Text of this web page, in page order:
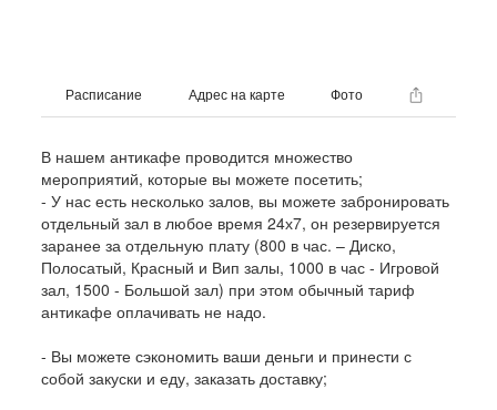
Расписание Адрес на карте Фото
В нашем антикафе проводится множество
мероприятий, которые вы можете посетить;
- У нас есть несколько залов, вы можете забронировать
отдельный зал в любое время 24х7, он резервируется
заранее за отдельную плату (800 в час. – Диско,
Полосатый, Красный и Вип залы, 1000 в час - Игровой
зал, 1500 - Большой зал) при этом обычный тариф
антикафе оплачивать не надо.
- Вы можете сэкономить ваши деньги и принести с
собой закуски и еду, заказать доставку;